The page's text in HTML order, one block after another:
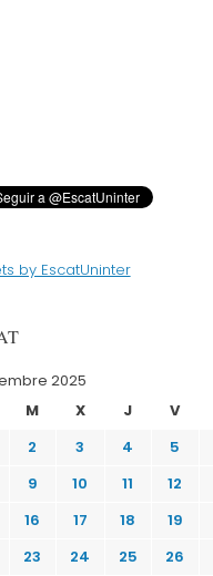
by EscatUninter
2025
M X J V
2 3 4 5
9 10 11 12
16 17 18 19
23 24 25 26